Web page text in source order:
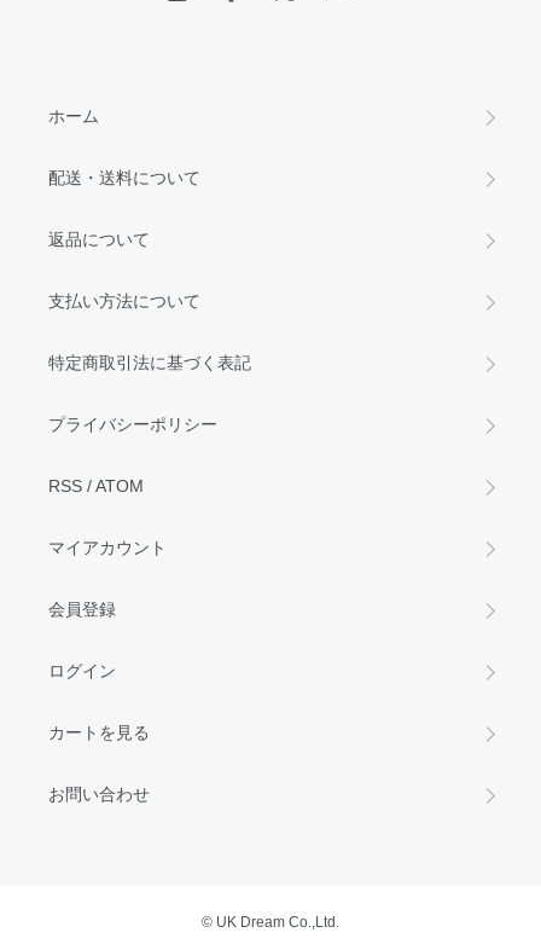
ホーム
配送・送料について
返品について
支払い方法について
特定商取引法に基づく表記
プライバシーポリシー
RSS /ATOM
マイアカウント
会員登録
ログイン
カートを見る
お問い合わせ
© UK Dream Co.,Ltd.